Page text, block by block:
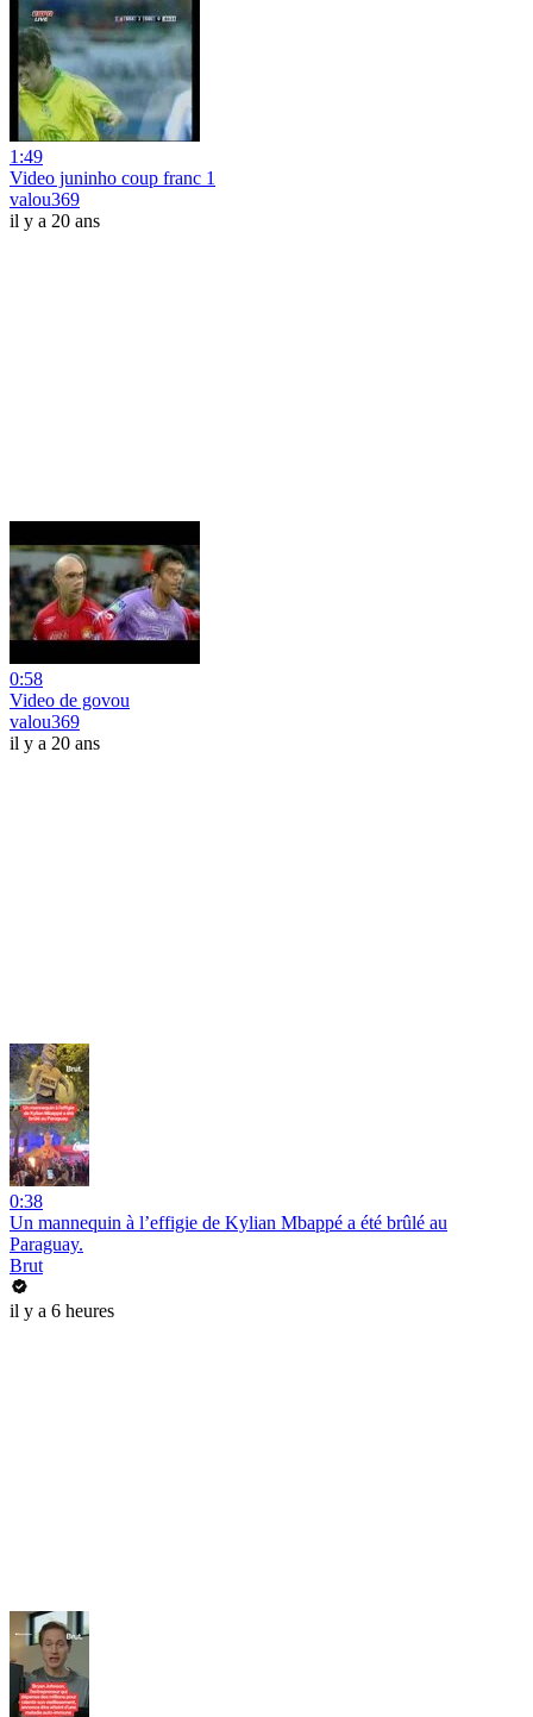
1:49
Video juninho coup franc 1
valou369
il y a 20 ans
0:58
Video de govou
valou369
il y a 20 ans
0:38
Un mannequin à l’effigie de Kylian Mbappé a été brûlé au
Paraguay.
Brut
il y a 6 heures